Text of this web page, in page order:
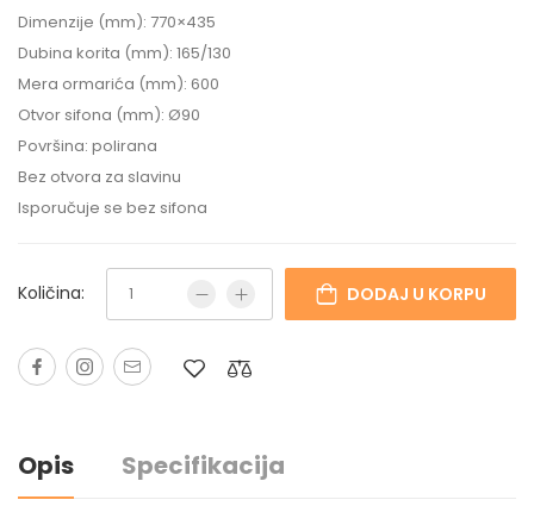
Dimenzije (mm): 770×435
Dubina korita (mm): 165/130
Mera ormarića (mm): 600
Otvor sifona (mm): Ø90
Površina: polirana
Bez otvora za slavinu
Isporučuje se bez sifona
Količina: DODAJ U KORPU
Opis Specifikacija